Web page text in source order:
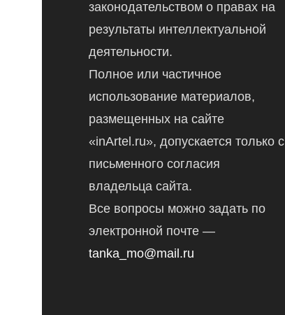
законодательством о правах на
результаты интеллектуальной
деятельности.
Полное или частичное
использование материалов,
размещенных на сайте
«inArtel.ru», допускается только с
письменного согласия
владельца сайта.
Все вопросы можно задать по
электронной почте —
tanka_mo@mail.ru